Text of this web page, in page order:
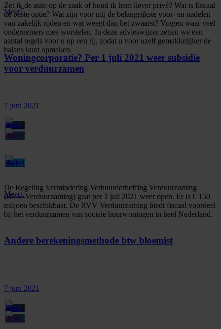
Zet ik de auto op de zaak of houd ik hem liever privé? Wat is fiscaal
de beste optie? Wat zijn voor mij de belangrijkste voor- en nadelen
van zakelijk rijden en wat weegt dan het zwaarst? Vragen waar veel
ondernemers mee worstelen. In deze advieswijzer zetten we een
aantal regels voor u op een rij, zodat u voor uzelf gemakkelijker de
balans kunt opmaken.
Meer
Woningcorporatie? Per 1 juli 2021 weer subsidie
voor verduurzamen
7 juni 2021
De Regeling Vermindering Verhuurderheffing Verduurzaming
(RVV Verduurzaming) gaat per 1 juli 2021 weer open. Er is € 150
miljoen beschikbaar. De RVV Verduurzaming biedt fiscaal voordeel
bij het verduurzamen van sociale huurwoningen in heel Nederland.
Meer
Andere berekeningsmethode btw bloemist
7 juni 2021